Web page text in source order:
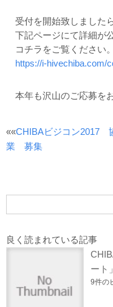
受付を開始致しました
下記ページにて詳細が
コチラをご覧ください。
https://i-hivechiba.com/
本年も沢山のご応募を
Post
navigation
««CHIBAビジコン2017
業 募集
良く読まれている記事
ート」
9件の